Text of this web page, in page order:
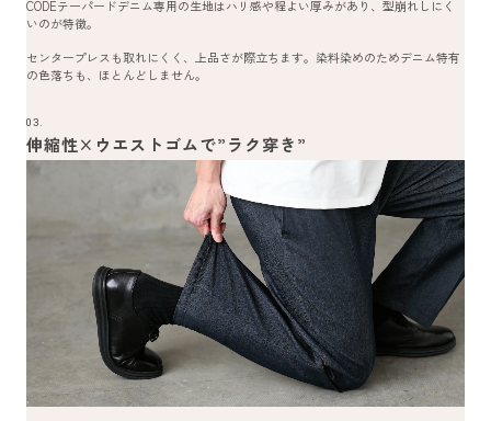
CODEテーパードデニム専用の生地はハリ感や程よい厚みがあり、型崩れしにく
いのが特徴。
センタープレスも取れにくく、上品さが際立ちます。染料染めのためデニム特有
の色落ちも、ほとんどしません。
03.
伸縮性×ウエストゴムで”ラク穿き”